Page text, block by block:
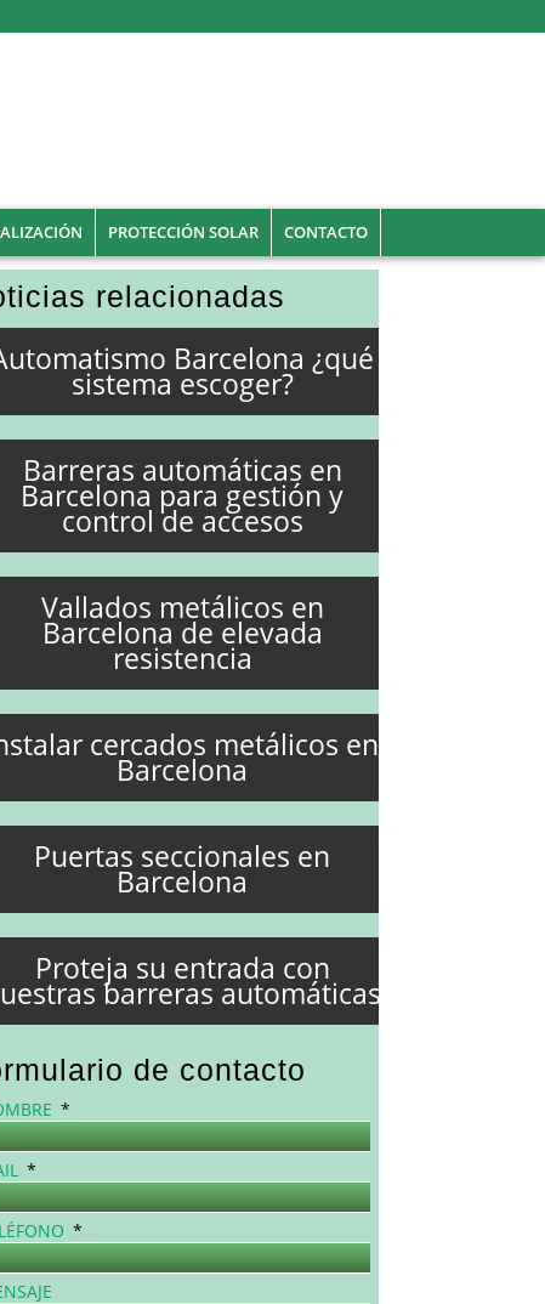
PROTECCIÓN SOLAR CONTACTO
relacionadas
Barcelona ¿qué
sistema escoger?
Barreras automáticas en
Barcelona para gestión y
control de accesos
Vallados metálicos en
Barcelona de elevada
resistencia
cercados metálicos en
Barcelona
Puertas seccionales en
Barcelona
Proteja su entrada con
barreras automáticas
de contacto
*
*
*